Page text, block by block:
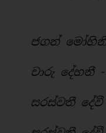
ජගන්
චාරු දේහනී
සරස්වතී